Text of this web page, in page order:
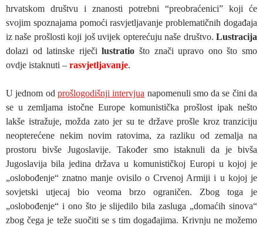
hrvatskom društvu i znanosti potrebni “preobraćenici” koji će
svojim spoznajama pomoći rasvjetljavanje problematičnih događaja
iz naše prošlosti koji još uvijek opterećuju naše društvo. Lustracija
dolazi od latinske riječilustratio što znači upravo ono što smo
ovdje istaknuti – rasvjetljavanje.
U jednom od prošlogodišnji intervjua napomenuli smo da se čini da
se u zemljama istočne Europe komunistička prošlost ipak nešto
lakše istražuje, možda zato jer su te države prošle kroz tranziciju
neopterećene nekim novim ratovima, za razliku od zemalja na
prostoru bivše Jugoslavije. Također smo istaknuli da je bivša
Jugoslavija bila jedina država u komunističkoj Europi u kojoj je
„oslobođenje“ znatno manje ovisilo o Crvenoj Armiji i u kojoj je
sovjetski utjecaj bio veoma brzo ograničen. Zbog toga je
„oslobođenje“ i ono što je slijedilo bila zasluga „domaćih sinova“
zbog čega je teže suočiti se s tim događajima. Krivnju ne možemo